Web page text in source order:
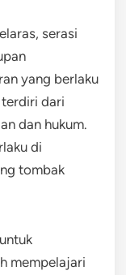
serasi
yang berlaku
dari
dan hukum.
di
tombak
mempelajari